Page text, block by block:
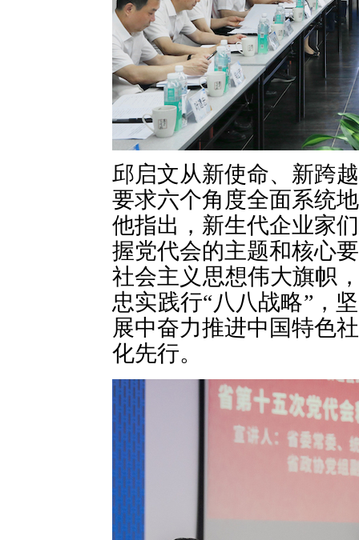
邱启文从新使命、新跨
要求六个角度全面系统
他指出，新生代企业家
握党代会的主题和核心
社会主义思想伟大旗帜
忠实践行“八八战略” ，
展中奋力推进中国特色
化先行。